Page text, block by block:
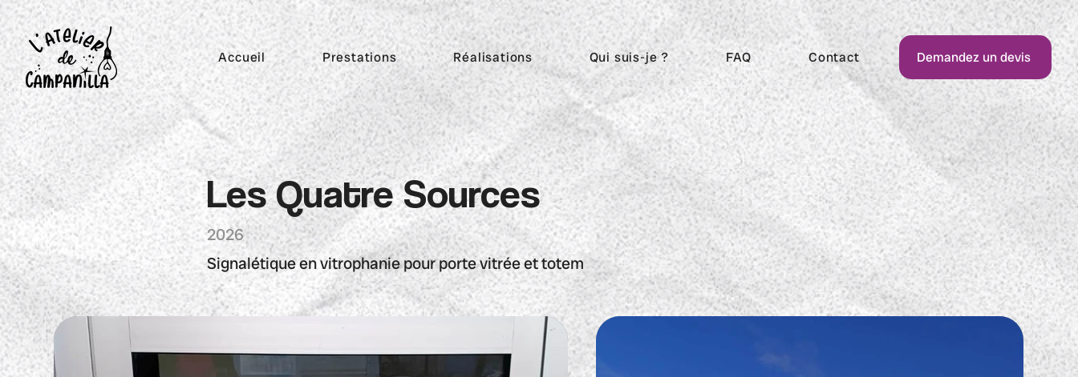
Accueil Prestations Réalisations Qui suis-je ? FAQ Contact Demandez un devis
Les Quatre Sources
2026
Signalétique en vitrophanie pour porte vitrée et totem